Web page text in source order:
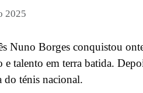
2025
Nuno Borges conquistou
talento em terra batida.
do ténis nacional.